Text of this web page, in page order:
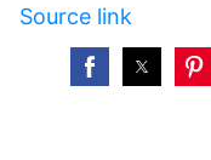
Source link